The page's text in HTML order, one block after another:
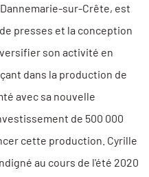
sur-Crête, est
presses et la conception
son activité en
dans la production de
avec sa nouvelle
de 500 000
cette production. Cyrille
au cours de l'été 2020